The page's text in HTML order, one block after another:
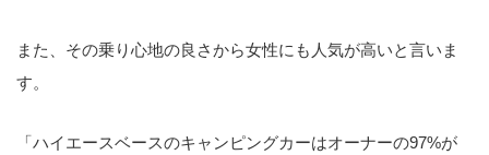
また、その乗り心地の良さから女性にも人気が高いと言いま
す。
「ハイエースベースのキャンピングカーはオーナーの97%が